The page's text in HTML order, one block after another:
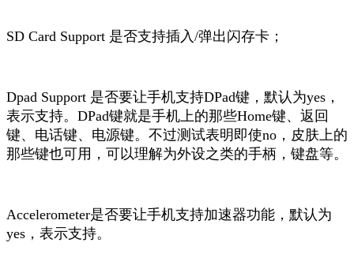
SD Card Support 是否支持插入/弹出闪存卡；
Dpad Support 是否要让手机支持DPad键，默认为yes，
表示支持。DPad键就是手机上的那些Home键、返回
键、电话键、电源键。不过测试表明即使no，皮肤上的
那些键也可用，可以理解为外设之类的手柄，键盘等。
Accelerometer是否要让手机支持加速器功能，默认为
yes，表示支持。